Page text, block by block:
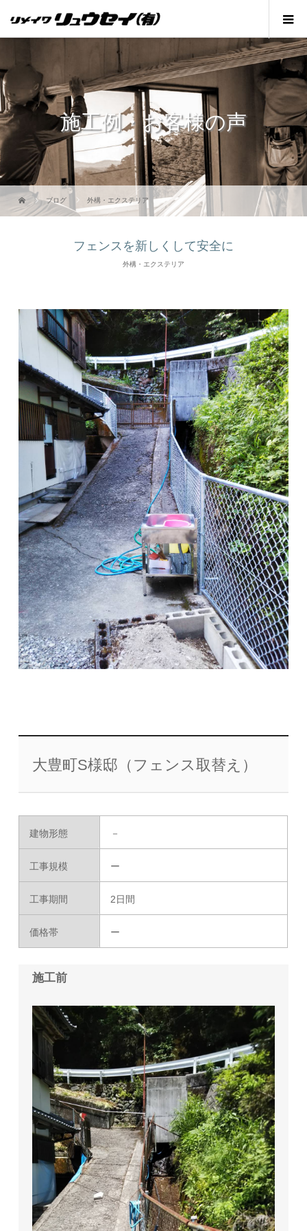
施工例・お客様の声
ブログ 外構・エクステリア
フェンスを新しくして安全に
外構・エクステリア
大豊町S様邸（フェンス取替え）
建物形態 －
工事規模 ー
工事期間 2日間
価格帯 ー
施工前